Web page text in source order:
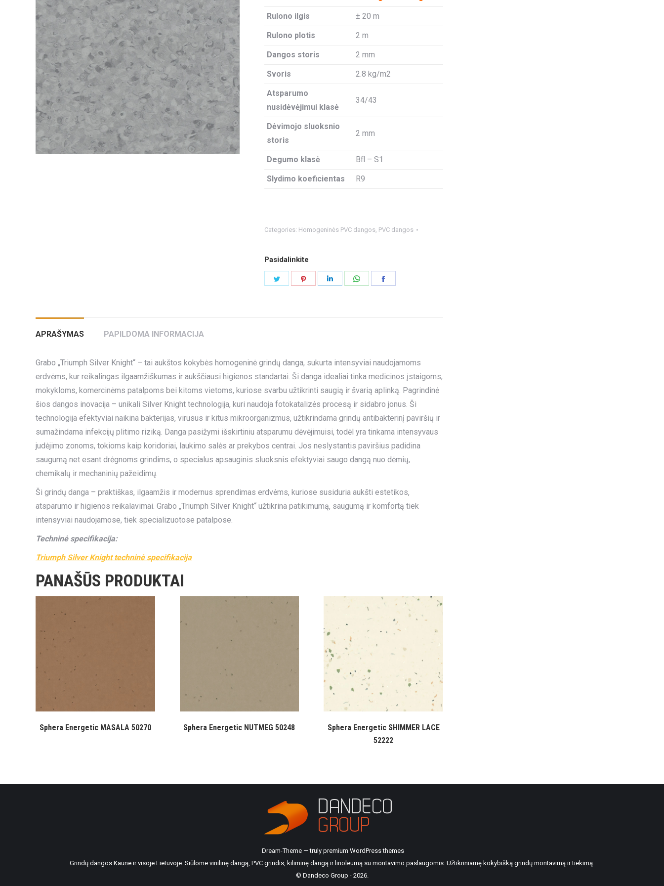
Rulono ilgis ± 20 m
Rulono plotis 2 m
Dangos storis 2 mm
Svoris 2.8 kg/m2
Atsparumo
nusidėvėjimui klasė
34/43
Dėvimojo sluoksnio
storis
2 mm
Degumo klasė Bfl – S1
Slydimo koeficientas R9
Categories: Homogeninės PVC dangos, PVC dangos
Pasidalinkite
Share
Share
APRAŠYMAS PAPILDOMA INFORMACIJA
Grabo „Triumph Silver Knight“ – tai aukštos kokybės homogeninė grindų danga, sukurta intensyviai naudojamoms
erdvėms, kur reikalingas ilgaamžiškumas ir aukščiausi higienos standartai. Ši danga idealiai tinka medicinos įstaigoms,
mokykloms, komercinėms patalpoms bei kitoms vietoms, kuriose svarbu užtikrinti saugią ir švarią aplinką. Pagrindinė
šios dangos inovacija – unikali Silver Knight technologija, kuri naudoja fotokatalizės procesą ir sidabro jonus. Ši
technologija efektyviai naikina bakterijas, virusus ir kitus mikroorganizmus, užtikrindama grindų antibakterinį paviršių ir
sumažindama infekcijų plitimo riziką. Danga pasižymi išskirtiniu atsparumu dėvėjimuisi, todėl yra tinkama intensyvaus
judėjimo zonoms, tokioms kaip koridoriai, laukimo salės ar prekybos centrai. Jos neslystantis paviršius padidina
saugumą net esant drėgnoms grindims, o specialus apsauginis sluoksnis efektyviai saugo dangą nuo dėmių,
chemikalų ir mechaninių pažeidimų.
Ši grindų danga – praktiškas, ilgaamžis ir modernus sprendimas erdvėms, kuriose susiduria aukšti estetikos,
atsparumo ir higienos reikalavimai. Grabo „Triumph Silver Knight“ užtikrina patikimumą, saugumą ir komfortą tiek
intensyviai naudojamose, tiek specializuotose patalpose.
Techninė specifikacija:
Triumph Silver Knight techninė specifikacija
PANAŠŪS PRODUKTAI
Sphera Energetic MASALA 50270 Sphera Energetic NUTMEG 50248
Sphera Energetic SHIMMER LACE
52222
Dream-Theme — truly premium WordPress themes
Grindų dangos Kaune ir visoje Lietuvoje. Siūlome vinilinę dangą, PVC grindis, kiliminę dangą ir linoleumą su montavimo paslaugomis. Užtikriniamę kokybišką grindų montavimą ir tiekimą.
© Dandeco Group - 2026.